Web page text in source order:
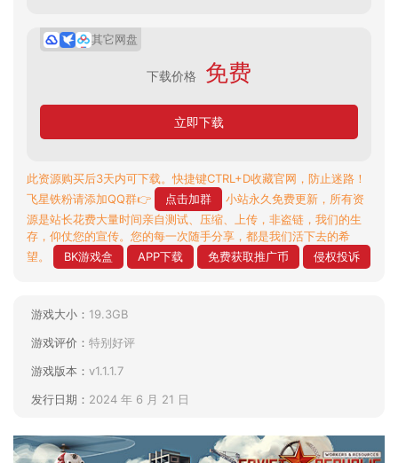
其它网盘
下载价格 免费
立即下载
此资源购买后3天内可下载。快捷键CTRL+D收藏官网，防止迷路！
飞星铁粉请添加QQ群👉
点击加群
小站永久免费更新，所有资
源是站长花费大量时间亲自测试、压缩、上传，非盗链，我们的生
存，仰仗您的宣传。您的每一次随手分享，都是我们活下去的希
望。
BK游戏盒 APP下载 免费获取推广币 侵权投诉
游戏大小： 19.3GB
游戏评价： 特别好评
游戏版本： v1.1.1.7
发行日期： 2024 年 6 月 21 日